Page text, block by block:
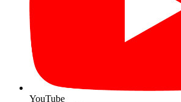
YouTube